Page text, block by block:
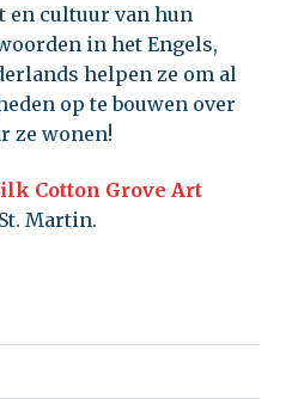
en cultuur van hun
in het Engels,
helpen ze om al
op te bouwen over
ze wonen!
Cotton Grove Art
Martin.